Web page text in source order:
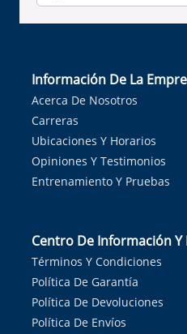
Información De La
Acerca De Nosotros
Carreras
Ubicaciones Y Horarios
Opiniones Y Testimonios
Entrenamiento Y Pruebas
Centro De Información
Términos Y Condiciones
Política De Garantía
Política De Devoluciones
Política De Envíos